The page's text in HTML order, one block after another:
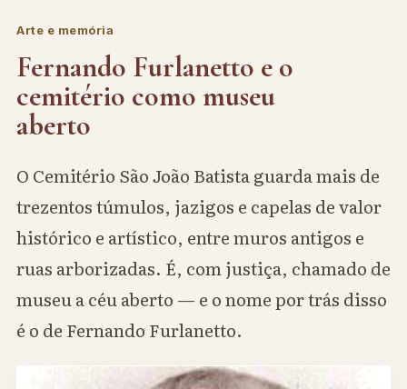
Arte e memória
Fernando Furlanetto e o
cemitério como museu
aberto
O Cemitério São João Batista guarda mais de
trezentos túmulos, jazigos e capelas de valor
histórico e artístico, entre muros antigos e
ruas arborizadas. É, com justiça, chamado de
museu a céu aberto — e o nome por trás disso
é o de Fernando Furlanetto.